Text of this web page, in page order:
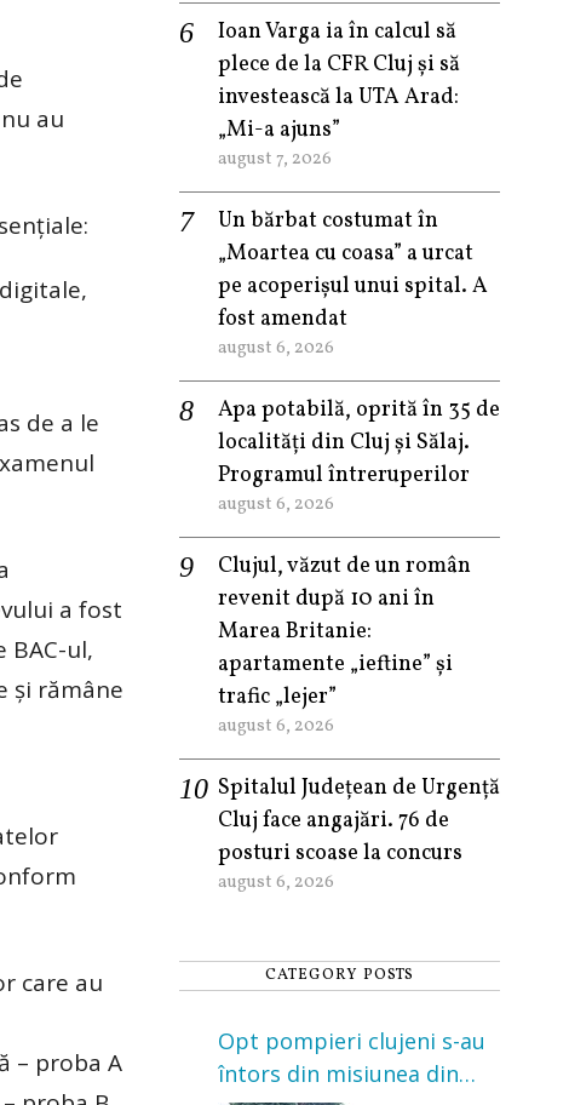
au
de a le
a fost
BAC-ul,
și rămâne
care au
– proba A
Ioan Varga ia în calcul să
plece de la CFR Cluj și să
investească la UTA Arad:
„Mi-a ajuns”
august 7, 2026
Un bărbat costumat în
„Moartea cu coasa” a urcat
pe acoperișul unui spital. A
fost amendat
august 6, 2026
Apa potabilă, oprită în 35 de
localități din Cluj și Sălaj.
Programul întreruperilor
august 6, 2026
Clujul, văzut de un român
revenit după 10 ani în
Marea Britanie:
apartamente „ieftine” și
trafic „lejer”
august 6, 2026
Spitalul Județean de Urgență
Cluj face angajări. 76 de
posturi scoase la concurs
august 6, 2026
CATEGORY POSTS
Opt pompieri clujeni s-au
întors din misiunea din